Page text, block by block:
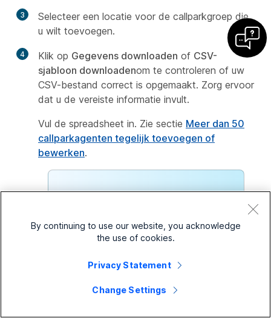
3
Selecteer een locatie voor de callparkgroep die
u wilt toevoegen.
4 Klik op Gegevens downloaden of CSV-
sjabloon downloadenom te controleren of uw
CSV-bestand correct is opgemaakt. Zorg ervoor
dat u de vereiste informatie invult.
Vul de spreadsheet in. Zie sectie Meer dan 50
callparkagenten tegelijk toevoegen of
bewerken.
maximum overschrijden (meer dan
10.000 rijen per CSV-bestand),
meerdere CSV-bestanden.
Upload het CSV-bestand door het te slepen en
By continuing to use our website, you acknowledge
the use of cookies.
Privacy Statement
Change Settings